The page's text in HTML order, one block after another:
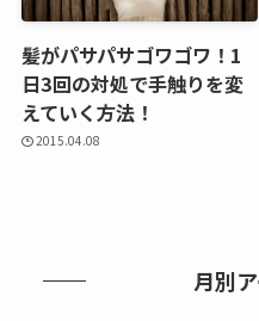
髪がパサパサゴワゴワ！1
日3回の対処で手触りを変
えていく方法！
2015.04.08
月別